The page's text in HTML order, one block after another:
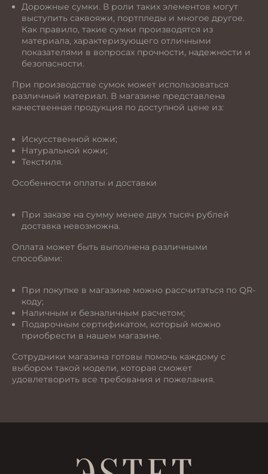
Дорожные сумки. В роли таких элементов могут
выступить саквояжи, портпледы и многое другое.
Как правило, такие сумки производятся из
материала, характеризующего отличными
показателями в вопросах прочности, надежности и
безопасности.
При производстве сумок может использоваться
различный материал. В магазине представлена
качественная продукция по доступной цене из:
Искусственной кожи;
Натуральной кожи;
Текстиля.
Особенности оплаты и доставки
При заказе на сумму менее двух тысяч рублей
доставка невозможна.
Оплата может быть выполнена различными
способами:
При покупке в магазине можно рассчитаться по QR-
коду;
Наличным и безналичным расчетом;
Подарочным сертификатом, который можно
приобрести в нашем магазине.
Сотрудники магазина готовы помочь каждому с
выбором такой модели, которая сможет
удовлетворить все требования и пожелания.